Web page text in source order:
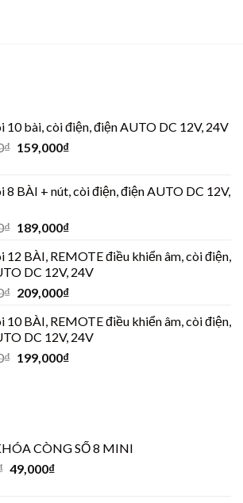
10 bài, còi điện, điện AUTO DC 12V, 24V
₫ 159,000₫
8 BÀI + nút, còi điện, điện AUTO DC 12V,
₫ 189,000₫
12 BÀI, REMOTE điều khiển âm, còi điện,
DC 12V, 24V
₫ 209,000₫
10 BÀI, REMOTE điều khiển âm, còi điện,
DC 12V, 24V
₫ 199,000₫
CÒNG SỐ 8 MINI
49,000₫